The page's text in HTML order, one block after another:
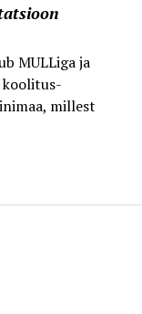
MULLiga ja
koolitus-
millest